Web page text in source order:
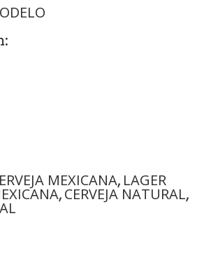
MEXICANA, LAGER
, CERVEJA NATURAL,